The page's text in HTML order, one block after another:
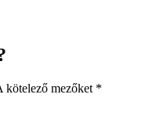
kötelező mezőket *